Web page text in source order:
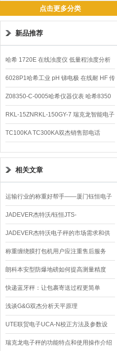
点击更多分类
新品推荐
哈希 1720E 在线浊度仪 低量程浊度分析
仪
6028P1哈希工业 pH 锑电极 在线耐 HF 传
感器
Z08350-C-0005哈希仪器仪表 哈希8350
sc在线PH电极
RKL-15ZNRKL-150GY-7 瑞克龙智能电子
秤
TC100KA TC300KA双杰销售部电话
TC150KA天平瑞克龙
相关文章
运输行业的称重好帮手——厦门钰恒电子
秤
JADEVER杰特沃/钰恒JTS-
CQ/CC/DC/LC校正方法
JADEVER杰特沃电子秤的市场需求和供
应情况分析
称重缠绕膜打包机用户应注重售后服务
朗科本安型防爆地磅如何提高测量精度
快递蓝牙秤：让包裹寄送过程更简单
浅谈G&G双杰分析天平原理
UTE联贸电子UCA-N校正方法及参数设
置-瑞克龙
瑞克龙电子秤的功能特点和使用操作介绍